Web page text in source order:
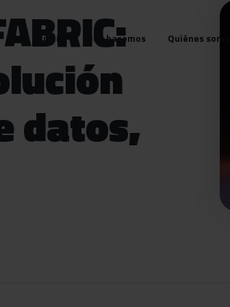
Inicio Qué hacemos Quiénes somos
datos,